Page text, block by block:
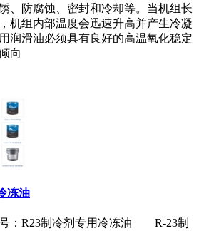
、防腐蚀、密封和冷却等。当机组长
机组内部温度会迅速升高并产生冷凝
润滑油必须具有良好的高温氧化稳定
向
冻油
R23制冷剂专用冷冻油 R-23制